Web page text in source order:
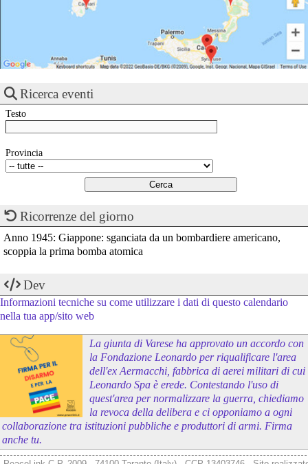
Ricerca eventi
Testo
Provincia
Ricorrenze del giorno
Anno 1945: Giappone: sganciata da un bombardiere americano,
scoppia la prima bomba atomica
Dev
Informazioni tecniche su come utilizzare i dati di questo calendario
nella tua app/sito web
La giunta di Varese ha approvato un accordo con
la Fondazione Leonardo per riqualificare l'area
dell'ex Aermacchi, fabbrica di aerei militari di cui
Leonardo Spa è erede. Contestando l'uso di
quest'area per normalizzare la guerra, chiediamo
la revoca della delibera e ci opponiamo a ogni
collaborazione tra istituzioni pubbliche e produttori di armi. Firma
anche tu.